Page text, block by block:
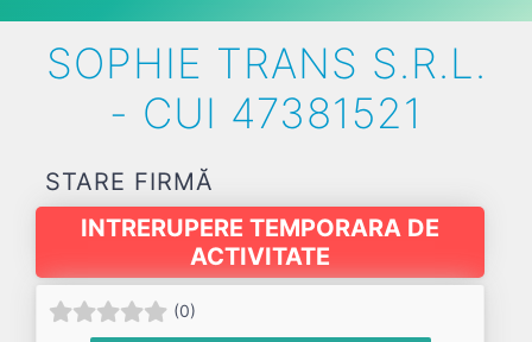
SOPHIE TRANS S.R.L.
- CUI 47381521
STARE FIRMĂ
INTRERUPERE TEMPORARA DE
ACTIVITATE
(0)